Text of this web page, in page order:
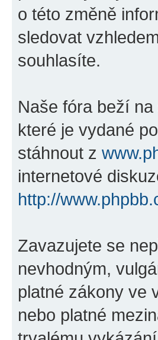
o této změně
sledovat
souhlasíte.
Naše fóra beží
které je vydané
stáhnout z
internetové
http://
Zavazujete se
nevhodným,
platné zákony ve
nebo platné